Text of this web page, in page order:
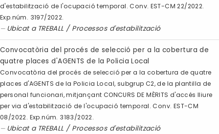
d'estabilització de l'ocupació temporal. Conv. EST-CM 22/2022.
Exp.núm. 3197/2022.
Ubicat a TREBALL / Processos d'estabilització
Convocatòria del procés de selecció per a la cobertura de
quatre places d'AGENTS de la Policia Local
Convocatòria del procés de selecció per a la cobertura de quatre
places d'AGENTS de la Policia Local, subgrup C2, de la plantilla de
personal funcionari, mitjançant CONCURS DE MÈRITS d'accés lliure
per via d'estabilització de l'ocupació temporal. Conv. EST-CM
08/2022. Exp.núm. 3183/2022.
Ubicat a TREBALL / Processos d'estabilització